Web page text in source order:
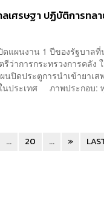
เศรษฐา ปฏิบัติการทล
ปิดแผนงาน 1 ปีของรัฐบาล
ว่าการกระทรวงการคลัง
นปิดประตูการนำเข้ายาเส
นประเทศ ภาพประกอบ:
... 20 ... »